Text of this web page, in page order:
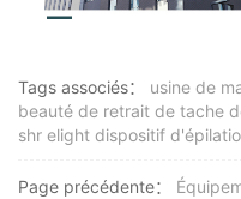
Tags associés： usine de
beauté de retrait de tache
shr elight dispositif
Page précédente：